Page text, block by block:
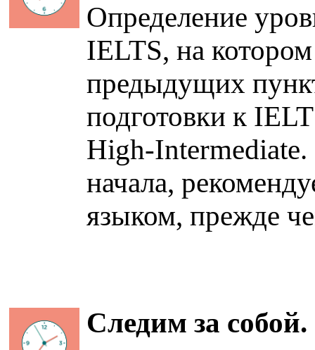
Определение
IELTS, на
предыдущих
подготовки к
High-Intermediate.
начала,
языком, прежде
Следим за собой.